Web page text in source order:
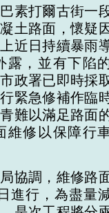
素打爾古街一
土路面，懷疑
近日持續暴雨
露，並有下陷
政署已即時採
緊急修補作臨
難以滿足路面
維修以保障行
協調，維修路
進行，為盡量